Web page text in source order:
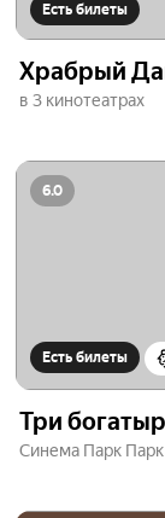
Есть билеты
Храбрый
в 3 кинотеатрах
6.0
Есть билеты
Три
Синема Парк